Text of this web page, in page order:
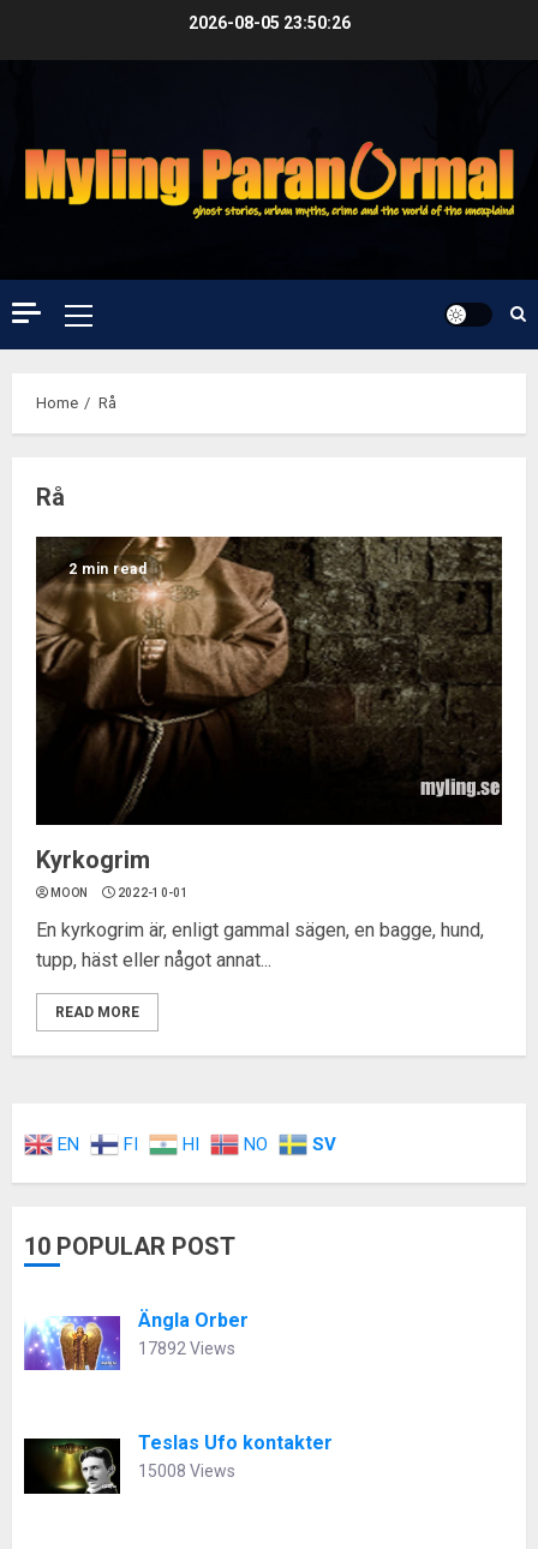
2026-08-05 23:50:27
Primary
Menu
Home Rå
Rå
2 min read
Kyrkogrim
MOON 2022-10-01
En kyrkogrim är, enligt gammal sägen, en bagge, hund,
tupp, häst eller något annat...
READ MORE
EN FI HI NO SV
10 POPULAR POST
Ängla Orber
17892 Views
Teslas Ufo kontakter
15008 Views